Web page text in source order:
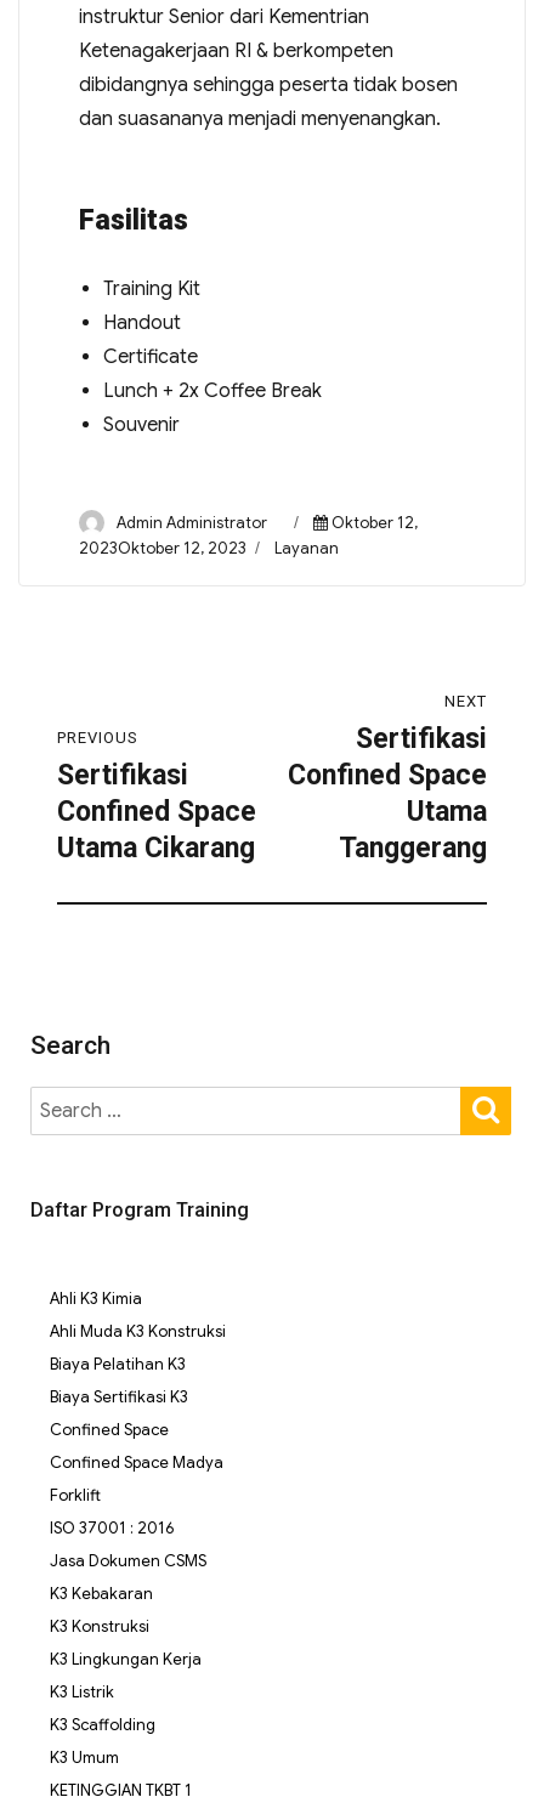
instruktur Senior dari Kementrian
Ketenagakerjaan RI & berkompeten
dibidangnya sehingga peserta tidak bosen
dan suasananya menjadi menyenangkan.
Fasilitas
Training Kit
Handout
Certificate
Lunch + 2x Coffee Break
Souvenir
Admin Administrator
Oktober 12,
2023Oktober 12, 2023
Layanan
PREVIOUS
Sertifikasi
Confined Space
Utama Cikarang
NEXT
Sertifikasi
Confined Space
Utama
Tanggerang
Search
Daftar Program Training
Ahli K3 Kimia
Ahli Muda K3 Konstruksi
Biaya Pelatihan K3
Biaya Sertifikasi K3
Confined Space
Confined Space Madya
Forklift
ISO 37001 : 2016
Jasa Dokumen CSMS
K3 Kebakaran
K3 Konstruksi
K3 Lingkungan Kerja
K3 Listrik
K3 Scaffolding
K3 Umum
KETINGGIAN TKBT 1